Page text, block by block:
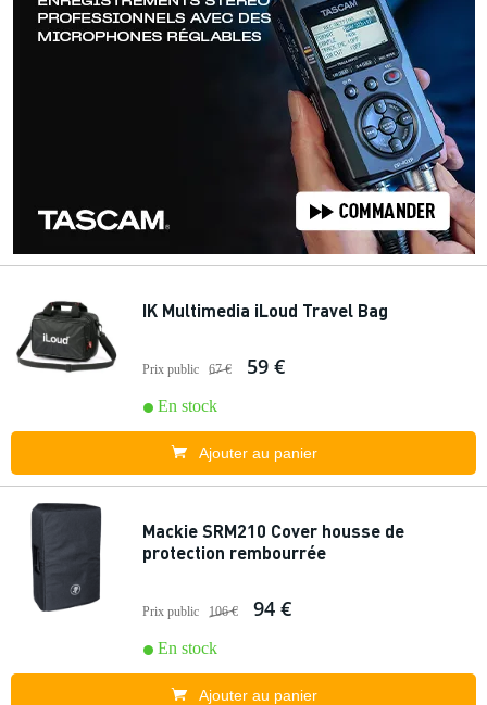
IK Multimedia iLoud Travel Bag
Prix public 67 € 59 €
En stock
Ajouter au panier
Mackie SRM210 Cover housse de
protection rembourrée
Prix public 106 € 94 €
En stock
Ajouter au panier